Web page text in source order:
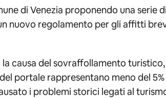
di Venezia proponendo una serie
nuovo regolamento per gli affitti
causa del sovraffollamento
portale rappresentano meno del
i problemi storici legati al